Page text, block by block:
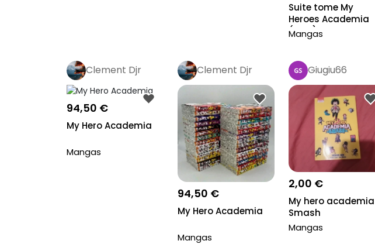
Suite tome My
Heroes Academia
(MHA) 01~31
Mangas
Clement Djr
94,50 €
My Hero Academia
Mangas
Clement Djr
94,50 €
My Hero Academia
Mangas
Giugiu66
2,00 €
My hero academia
Smash
Mangas